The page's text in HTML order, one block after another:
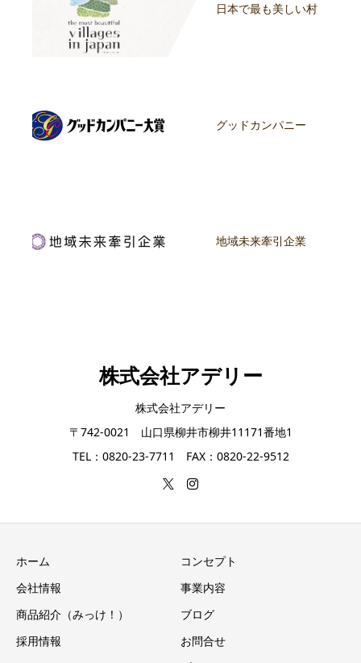
日本で最も美しい村
グッドカンパニー
地域未来牽引企業
株式会社アデリー
株式会社アデリー
〒742-0021 山口県柳井市柳井11171番地1
TEL：0820-23-7711 FAX：0820-22-9512
ホーム
コンセプト
会社情報
事業内容
商品紹介（みっけ！）
ブログ
採用情報
お問合せ